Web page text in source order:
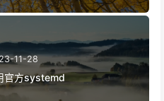
11-28
官方systemd